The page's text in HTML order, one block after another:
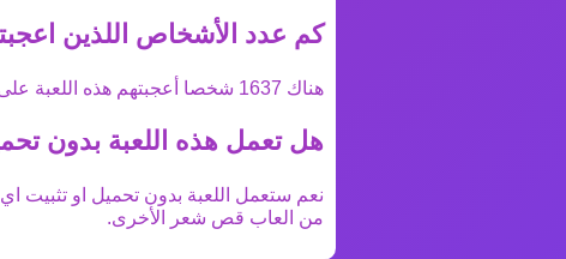
كم عدد الأشخاص اللذين
هناك 1637 شخصا أعجبتهم هذه اللعبة
هل تعمل هذه اللعبة بدون
نعم ستعمل اللعبة بدون تحميل او تثبيت
من العاب قص شعر الأخرى.